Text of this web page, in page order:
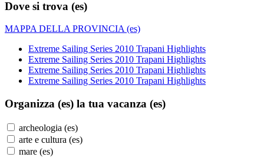
Dove si trova (es)
MAPPA DELLA PROVINCIA (es)
Extreme Sailing Series 2010 Trapani Highlights
Extreme Sailing Series 2010 Trapani Highlights
Extreme Sailing Series 2010 Trapani Highlights
Extreme Sailing Series 2010 Trapani Highlights
Organizza (es) la tua vacanza (es)
archeologia (es)
arte e cultura (es)
mare (es)